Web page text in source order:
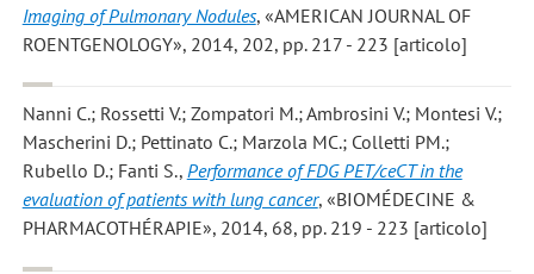
Imaging of Pulmonary Nodules, «AMERICAN JOURNAL OF
ROENTGENOLOGY», 2014, 202, pp. 217 - 223 [articolo]
Nanni C.; Rossetti V.; Zompatori M.; Ambrosini V.; Montesi V.;
Mascherini D.; Pettinato C.; Marzola MC.; Colletti PM.;
Rubello D.; Fanti S., Performance of FDG PET/ceCT in the
evaluation of patients with lung cancer, «BIOMÉDECINE &
PHARMACOTHÉRAPIE», 2014, 68, pp. 219 - 223 [articolo]